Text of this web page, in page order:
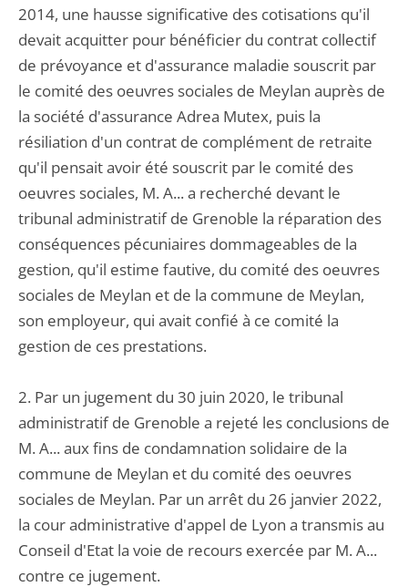
2014, une hausse significative des cotisations qu'il
devait acquitter pour bénéficier du contrat collectif
de prévoyance et d'assurance maladie souscrit par
le comité des oeuvres sociales de Meylan auprès de
la société d'assurance Adrea Mutex, puis la
résiliation d'un contrat de complément de retraite
qu'il pensait avoir été souscrit par le comité des
oeuvres sociales, M. A... a recherché devant le
tribunal administratif de Grenoble la réparation des
conséquences pécuniaires dommageables de la
gestion, qu'il estime fautive, du comité des oeuvres
sociales de Meylan et de la commune de Meylan,
son employeur, qui avait confié à ce comité la
gestion de ces prestations.
2. Par un jugement du 30 juin 2020, le tribunal
administratif de Grenoble a rejeté les conclusions de
M. A... aux fins de condamnation solidaire de la
commune de Meylan et du comité des oeuvres
sociales de Meylan. Par un arrêt du 26 janvier 2022,
la cour administrative d'appel de Lyon a transmis au
Conseil d'Etat la voie de recours exercée par M. A...
contre ce jugement.